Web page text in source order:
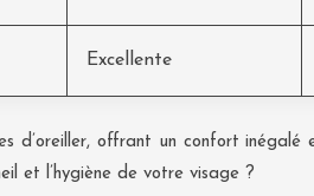
Excellente
d’oreiller, offrant un confort
et l’hygiène de votre visage ?